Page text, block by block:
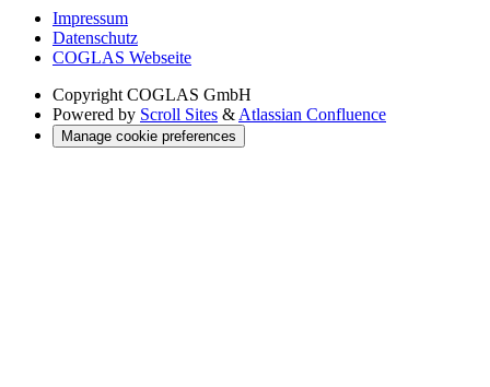
Impressum
Datenschutz
COGLAS Webseite
Copyright COGLAS GmbH
Powered by Scroll Sites & Atlassian Confluence
Manage cookie preferences